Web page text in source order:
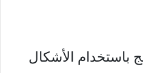
باستخدام الأشكال